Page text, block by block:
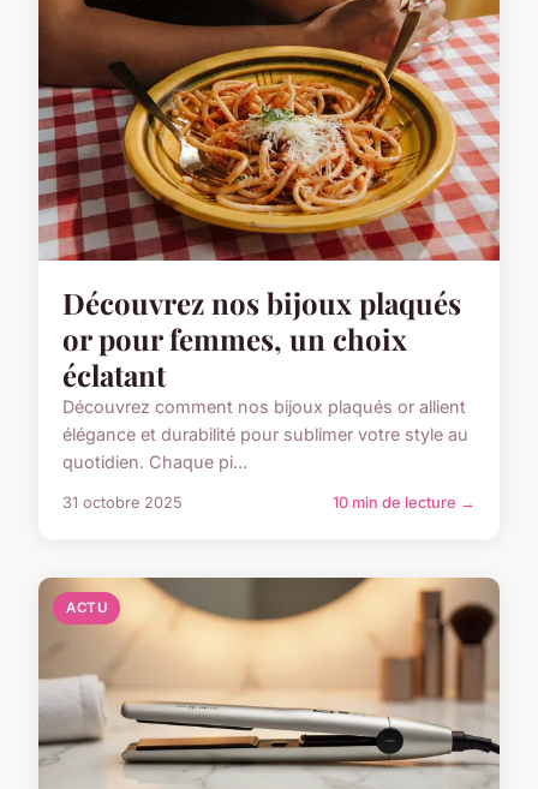
Découvrez nos bijoux plaqués
or pour femmes, un choix
éclatant
Découvrez comment nos bijoux plaqués or allient
élégance et durabilité pour sublimer votre style au
quotidien. Chaque pi...
31 octobre 2025 10 min de lecture →
ACTU